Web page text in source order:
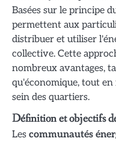
Basées sur le principe
permettent aux
distribuer et utiliser
collective. Cette
nombreux avantages,
qu'économique, tout
sein des quartiers.
Définition et objectifs
Les communautés